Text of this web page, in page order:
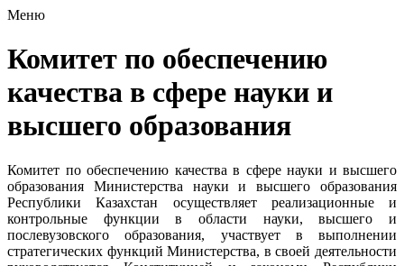
Меню
Комитет по обеспечению
качества в сфере науки и
высшего образования
Комитет по обеспечению качества в сфере науки и высшего
образования Министерства науки и высшего образования
Республики Казахстан осуществляет реализационные и
контрольные функции в области науки, высшего и
послевузовского образования, участвует в выполнении
стратегических функций Министерства, в своей деятельности